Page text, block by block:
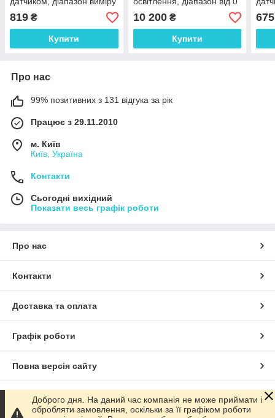
1-200000 Lux
819 ₴
Купити
до 400 000 Люкс,
Німеччина
10 200₴
Купити
675
Про нас
99% позитивних з 131 відгука за рік
Працює з 29.11.2010
м. Київ
Київ, Україна
Контакти
Сьогодні вихідний
Показати весь графік роботи
Про нас
Контакти
Доставка та оплата
Графік роботи
Повна версія сайту
Сайт створено на маркетплейсіProm.ua
Доброго дня. На даний час компанія не може приймати і
обробляти замовлення, оскільки за її графіком роботи